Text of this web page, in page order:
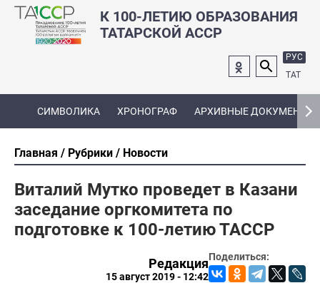
К 100-ЛЕТИЮ ОБРАЗОВАНИЯ
ТАТАРСКОЙ АССР
РУС
ТАТ
СИМВОЛИКА ХРОНОГРАФ АРХИВНЫЕ ДОКУМЕНТЫ
Главная Рубрики Новости
Виталий Мутко проведет в Казани
заседание оргкомитета по
подготовке к 100-летию ТАССР
Поделиться:
Редакция
15 август 2019 - 12:42